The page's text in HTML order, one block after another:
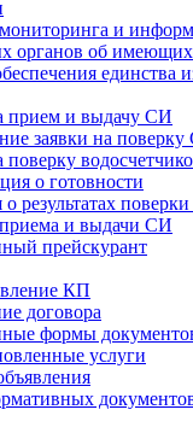
и
органов об
единства
прием и выдачу СИ
заявки на
поверку
о готовности
результатах
и выдачи СИ
прейскурант
КП
договора
формы
услуги